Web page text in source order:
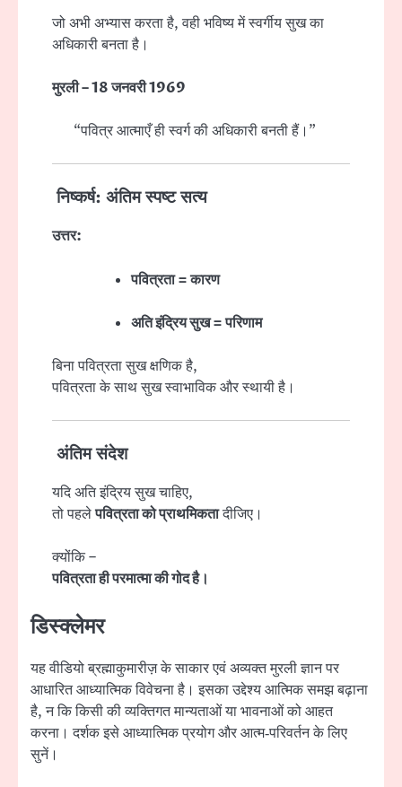
जो अभी अभ्यास करता है, वही भविष्य में स्वर्गीय सुख का
अधिकारी बनता है।
मुरली – 18 जनवरी 1969
“पवित्र आत्माएँ ही स्वर्ग की अधिकारी बनती हैं।”
निष्कर्ष: अंतिम स्पष्ट सत्य
उत्तर:
पवित्रता = कारण
अति इंद्रिय सुख = परिणाम
बिना पवित्रता सुख क्षणिक है,
पवित्रता के साथ सुख स्वाभाविक और स्थायी है।
अंतिम संदेश
यदि अति इंद्रिय सुख चाहिए,
तो पहलेपवित्रता को प्राथमिकतादीजिए।
क्योंकि –
पवित्रता ही परमात्मा की गोद है।
डिस्क्लेमर
यह वीडियो ब्रह्माकुमारीज़ के साकार एवं अव्यक्त मुरली ज्ञान पर
आधारित आध्यात्मिक विवेचना है। इसका उद्देश्य आत्मिक समझ बढ़ाना
है, न कि किसी की व्यक्तिगत मान्यताओं या भावनाओं को आहत
करना। दर्शक इसे आध्यात्मिक प्रयोग और आत्म‑परिवर्तन के लिए
सुनें।